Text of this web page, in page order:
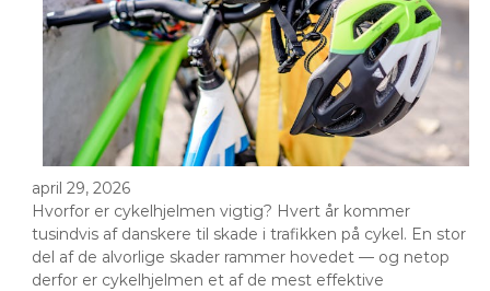
april 29, 2026
Hvorfor er cykelhjelmen vigtig? Hvert år kommer
tusindvis af danskere til skade i trafikken på cykel. En stor
del af de alvorlige skader rammer hovedet — og netop
derfor er cykelhjelmen et af de mest effektive